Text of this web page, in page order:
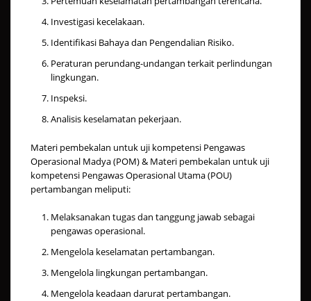
Investigasi kecelakaan.
Identifikasi Bahaya dan Pengendalian Risiko.
Peraturan perundang-undangan terkait perlindungan
lingkungan.
Inspeksi.
Analisis keselamatan pekerjaan.
Materi pembekalan untuk uji kompetensi Pengawas
Operasional Madya (POM) & Materi pembekalan untuk uji
kompetensi Pengawas Operasional Utama (POU)
pertambangan meliputi:
Melaksanakan tugas dan tanggung jawab sebagai
pengawas operasional.
Mengelola keselamatan pertambangan.
Mengelola lingkungan pertambangan.
Mengelola keadaan darurat pertambangan.